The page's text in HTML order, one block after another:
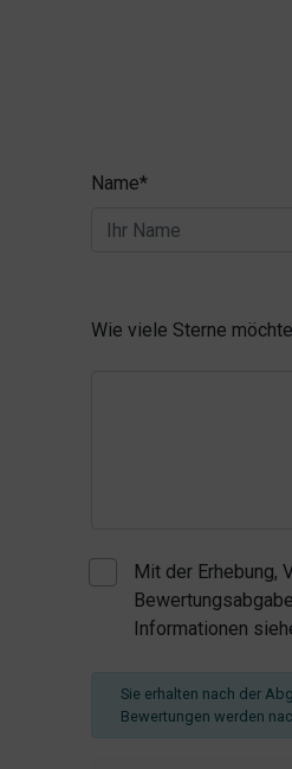
Name*
Wie viele Sterne
Mit der Erhebung,
Informationen
Sie erhalten nach der
Bewertungen werden